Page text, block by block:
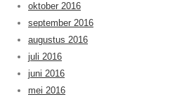
oktober 2016
september 2016
augustus 2016
juli 2016
juni 2016
mei 2016